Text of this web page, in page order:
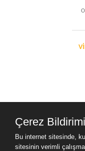
Çerez Bildirimi
Bu internet sitesinde,
sitesinin verimli